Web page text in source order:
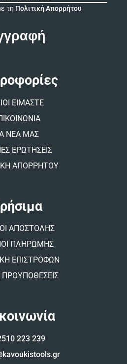
τη Πολιτική Απορρήτου
ΕΙΜΑΣΤΕ
ΝΕΑ ΜΑΣ
ΕΡΩΤΗΣΕΙΣ
ΑΠΟΡΡΗΤΟΥ
ΑΠΟΣΤΟΛΗΣ
ΠΛΗΡΩΜΗΣ
ΕΠΙΣΤΡΟΦΩΝ
ΠΡΟΥΠΟΘΕΣΕΙΣ
223 239